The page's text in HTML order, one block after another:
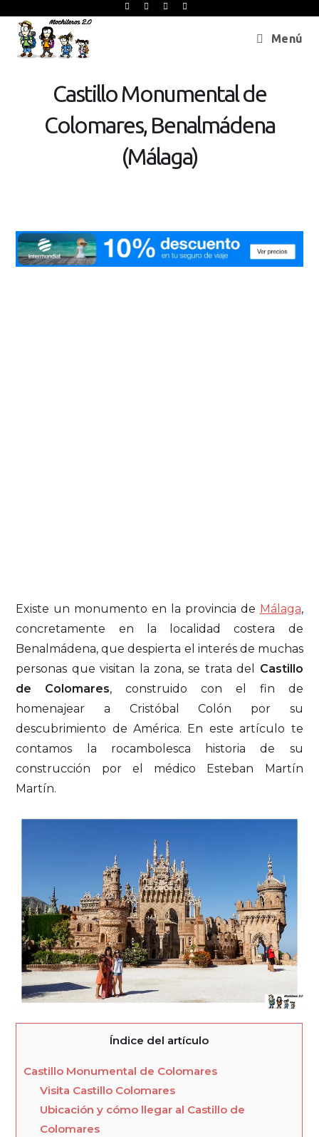
Menú
Castillo Monumental de
Colomares, Benalmádena
(Málaga)
Existe un monumento en la provincia de Málaga,
concretamente en la localidad costera de
Benalmádena, que despierta el interés de muchas
personas que visitan la zona, se trata del Castillo
de Colomares, construido con el fin de
homenajear a Cristóbal Colón por su
descubrimiento de América. En este artículo te
contamos la rocambolesca historia de su
construcción por el médico Esteban Martín
Martín.
Índice del artículo
Castillo Monumental de Colomares
Visita Castillo Colomares
Ubicación y cómo llegar al Castillo de
Colomares